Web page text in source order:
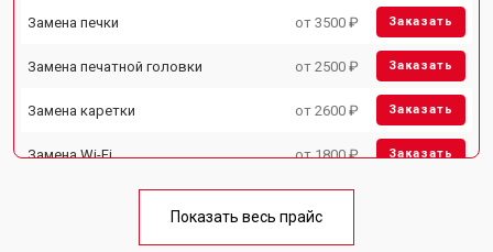
Замена печки от 3500 ₽ Заказать
Замена печатной головки от 2500 ₽ Заказать
Замена каретки от 2600 ₽ Заказать
Замена Wi-Fi от 1800 ₽ Заказать
от 2600 ₽
Показать весь прайс